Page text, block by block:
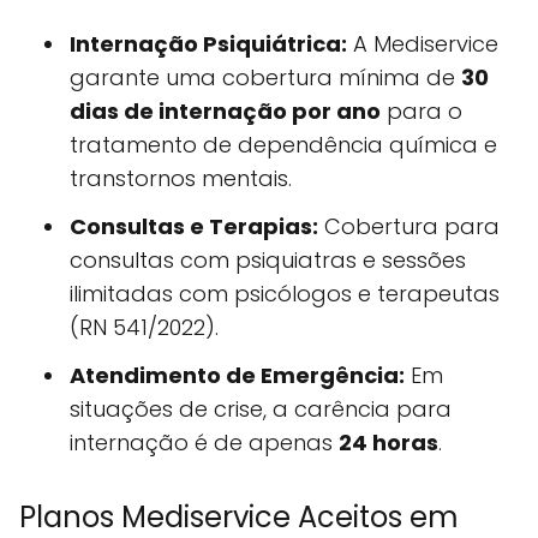
Internação Psiquiátrica: A Mediservice
garante uma cobertura mínima de 30
dias de internação por ano para o
tratamento de dependência química e
transtornos mentais.
Consultas e Terapias: Cobertura para
consultas com psiquiatras e sessões
ilimitadas com psicólogos e terapeutas
(RN 541/2022).
Atendimento de Emergência: Em
situações de crise, a carência para
internação é de apenas 24 horas.
Planos Mediservice Aceitos em